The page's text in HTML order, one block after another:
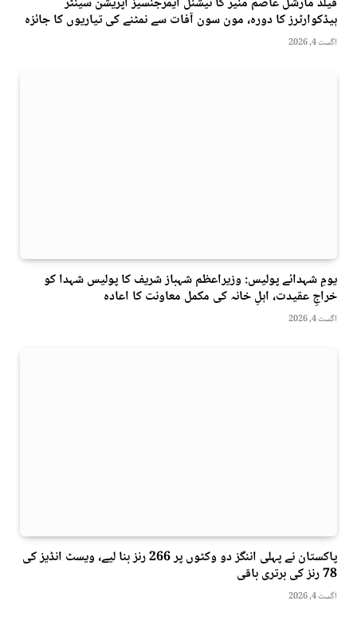
ہیڈکوارٹرز کا دورہ، مون سون آفات سے نمٹنے کی تیاریوں کا جائزہ
اگست 4, 2026
یومِ شہدائے پولیس: وزیراعظم شہباز شریف کا پولیس شہدا کو
خراجِ عقیدت، اہلِ خانہ کی مکمل معاونت کا اعادہ
اگست 4, 2026
پاکستان نے پہلی اننگز دو وکٹوں پر 266 رنز بنا لیے، ویسٹ انڈیز کی
78 رنز کی برتری باقی
اگست 4, 2026